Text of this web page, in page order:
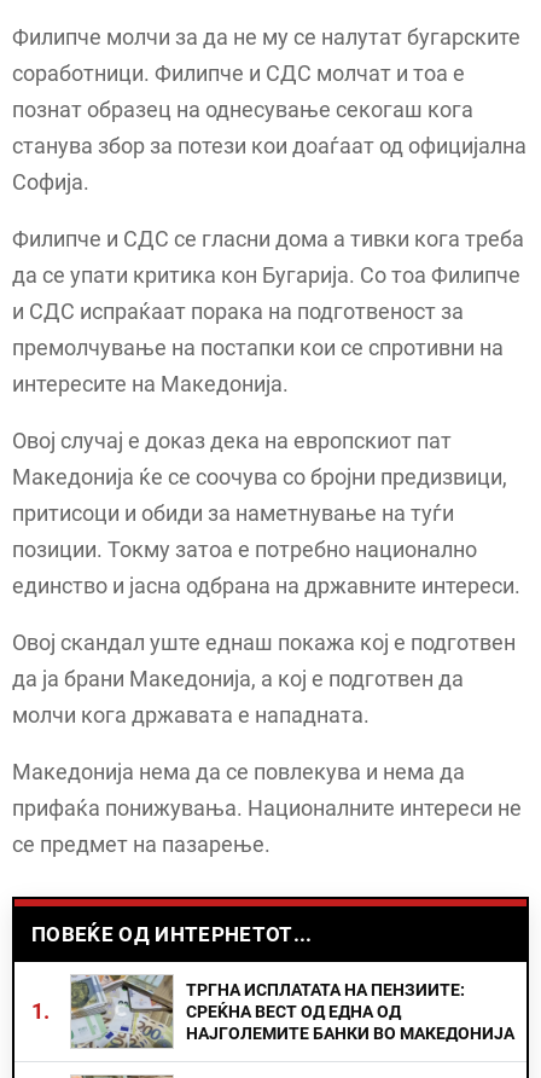
Филипче молчи за да не му се налутат бугарските
соработници. Филипче и СДС молчат и тоа е
познат образец на однесување секогаш кога
станува збор за потези кои доаѓаат од официјална
Софија.
Филипче и СДС се гласни дома а тивки кога треба
да се упати критика кон Бугарија. Со тоа Филипче
и СДС испраќаат порака на подготвеност за
премолчување на постапки кои се спротивни на
интересите на Македонија.
Овој случај е доказ дека на европскиот пат
Македонија ќе се соочува со бројни предизвици,
притисоци и обиди за наметнување на туѓи
позиции. Токму затоа е потребно национално
единство и јасна одбрана на државните интереси.
Овој скандал уште еднаш покажа кој е подготвен
да ја брани Македонија, а кој е подготвен да
молчи кога државата е нападната.
Македонија нема да се повлекува и нема да
прифаќа понижувања. Националните интереси не
се предмет на пазарење.
ПОВЕЌЕ ОД ИНТЕРНЕТОТ...
1.
ТРГНА ИСПЛАТАТА НА ПЕНЗИИТЕ:
СРЕЌНА ВЕСТ ОД ЕДНА ОД
НАЈГОЛЕМИТЕ БАНКИ ВО МАКЕДОНИЈА